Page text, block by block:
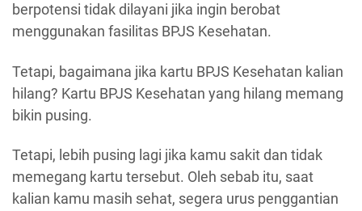
berpotensi tidak dilayani jika ingin berobat
menggunakan fasilitas BPJS Kesehatan.
Tetapi, bagaimana jika kartu BPJS Kesehatan kalian
hilang? Kartu BPJS Kesehatan yang hilang memang
bikin pusing.
Tetapi, lebih pusing lagi jika kamu sakit dan tidak
memegang kartu tersebut. Oleh sebab itu, saat
kalian kamu masih sehat, segera urus penggantian